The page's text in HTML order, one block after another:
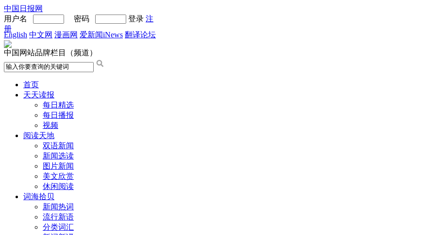
中国日报网
用户名
密码 登录 注
册
English 中文网 漫画网 爱新闻iNews 翻译论坛
中国网站品牌栏目（频道）
首页
天天读报
每日精选
每日播报
视频
阅读天地
双语新闻
新闻选读
图片新闻
美文欣赏
休闲阅读
词海拾贝
新闻热词
流行新语
分类词汇